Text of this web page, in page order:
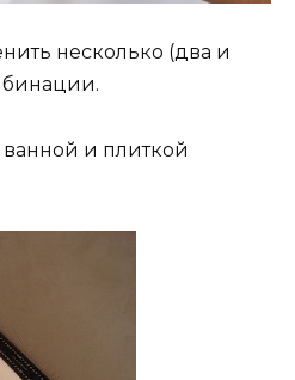
несколько (два и
и плиткой